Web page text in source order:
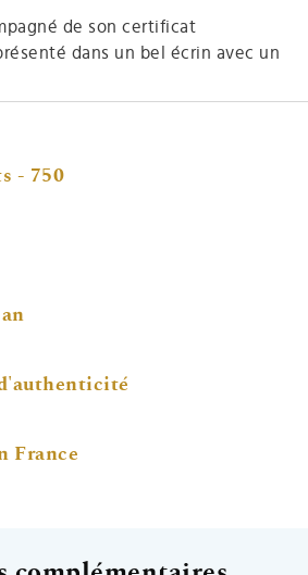
de son certificat
dans un bel écrin avec un
- 750
France